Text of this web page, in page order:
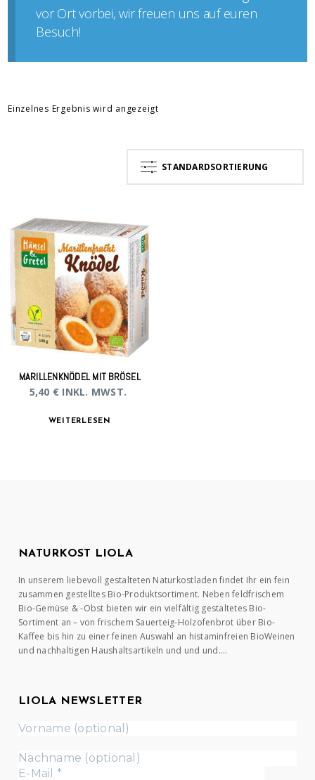
vor Ort vorbei, wir freuen uns auf euren
Besuch!
Einzelnes Ergebnis wird angezeigt
STANDARDSORTIERUNG
MARILLENKNÖDEL MIT BRÖSEL
5,40 € INKL. MWST.
WEITERLESEN
NATURKOST LIOLA
In unserem liebevoll gestalteten Naturkostladen findet Ihr ein fein
zusammen gestelltes Bio-Produktsortiment. Neben feldfrischem
Bio-Gemüse & -Obst bieten wir ein vielfältig gestaltetes Bio-
Sortiment an – von frischem Sauerteig-Holzofenbrot über Bio-
Kaffee bis hin zu einer feinen Auswahl an histaminfreien BioWeinen
und nachhaltigen Haushaltsartikeln und und und….
LIOLA NEWSLETTER